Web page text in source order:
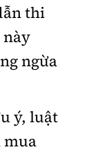
thi
này
ngừa
ý, luật
mua